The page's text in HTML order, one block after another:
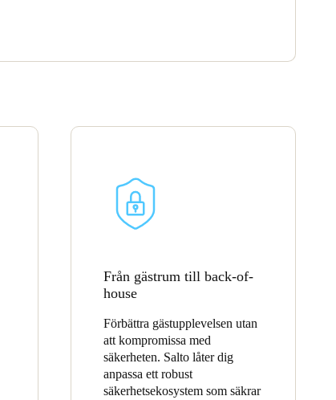
Från gästrum till back-of-
house
Förbättra gästupplevelsen utan
att kompromissa med
säkerheten. Salto låter dig
anpassa ett robust
säkerhetsekosystem som säkrar